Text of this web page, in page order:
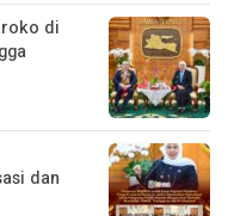
di
dan